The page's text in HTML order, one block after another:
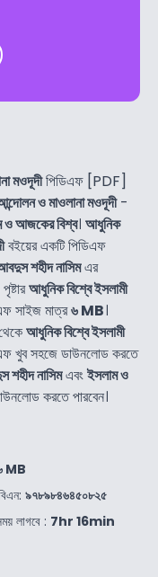
মওদূদীপিডিএফ [PDF]
ও মাওলানা মওদূদী-
ও আজকের বিশ্ব। আধুনিক
বইয়ের একটি পিডিএফ
শহীদ নাসিমএর
পৃষ্টারআধুনিক বিশ্বে ইসলামী
সাইজ মাত্র৬ MB।
আধুনিক বিশ্বে ইসলামী
খুব সহজে ডাউনলোড করতে
শহীদ নাসিমএবংইসলাম ও
করতে পারবেন।
MB
৯৭৮৯৮৪৬৪৫০৮২৫
লাগবে : 7hr 16min